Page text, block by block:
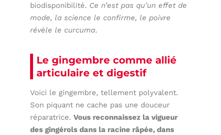
biodisponibilité. Ce n’est pas qu’un effet de
mode, la science le confirme, le poivre
révèle le curcuma.
Le gingembre comme allié
articulaire et digestif
Voici le gingembre, tellement polyvalent.
Son piquant ne cache pas une douceur
réparatrice.Vous reconnaissez la vigueur
des gingérols dans la racine râpée, dans